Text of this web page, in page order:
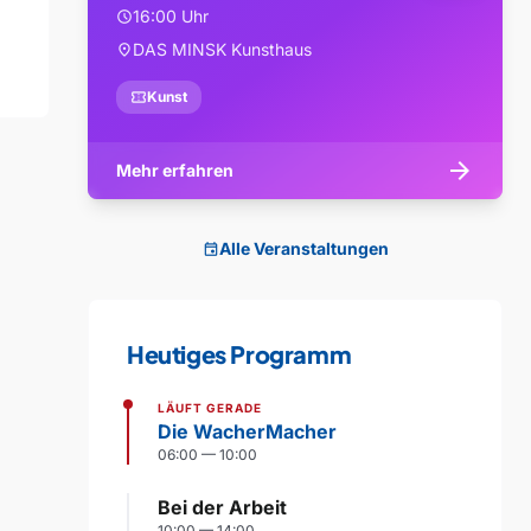
schedule16:00 Uhr
location_onDAS MINSK Kunsthaus
confirmation_numberKunst
Mehr erfahren arrow_forward
eventAlle Veranstaltungen
Heutiges Programm
LÄUFT GERADE
Die WacherMacher
06:00 — 10:00
Bei der Arbeit